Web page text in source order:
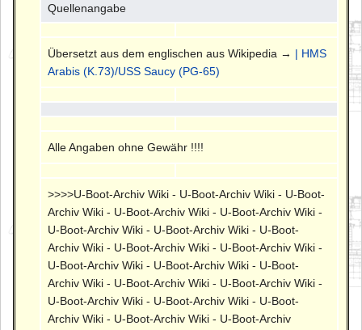
Quellenangabe
Übersetzt aus dem englischen aus Wikipedia → | HMS
Arabis (K.73)/USS Saucy (PG-65)
Alle Angaben ohne Gewähr !!!!
>>>>U-Boot-Archiv Wiki - U-Boot-Archiv Wiki - U-Boot-
Archiv Wiki - U-Boot-Archiv Wiki - U-Boot-Archiv Wiki -
U-Boot-Archiv Wiki - U-Boot-Archiv Wiki - U-Boot-
Archiv Wiki - U-Boot-Archiv Wiki - U-Boot-Archiv Wiki -
U-Boot-Archiv Wiki - U-Boot-Archiv Wiki - U-Boot-
Archiv Wiki - U-Boot-Archiv Wiki - U-Boot-Archiv Wiki -
U-Boot-Archiv Wiki - U-Boot-Archiv Wiki - U-Boot-
Archiv Wiki - U-Boot-Archiv Wiki - U-Boot-Archiv